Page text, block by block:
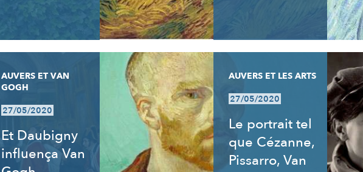
AUVERS ET VAN
GOGH
27/05/2020
Et Daubigny
influença Van
AUVERS ET LES ARTS
27/05/2020
Le portrait tel
que Cézanne,
Pissarro, Van